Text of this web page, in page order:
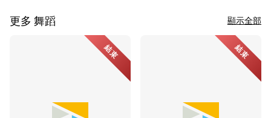
更多 舞蹈 顯示全部
結束 結束